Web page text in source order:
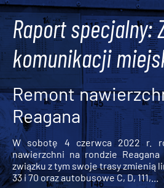
Raport specjalny:
komunikacji
Remont
Reagana
W sobotę 4 czerwca 2022 r.
nawierzchni na rondzie
związku z tym swoje trasy zmienią
33 i 70 oraz autobusowe C, D, 111,...